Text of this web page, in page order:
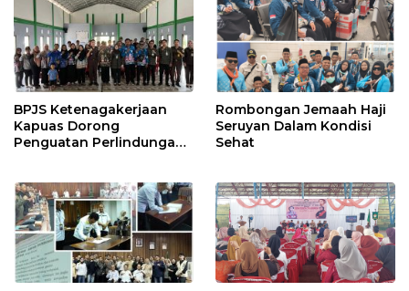
BPJS Ketenagakerjaan
Kapuas Dorong
Penguatan Perlindungan
Rombongan Jemaah Haji
Seruyan Dalam Kondisi
Sehat